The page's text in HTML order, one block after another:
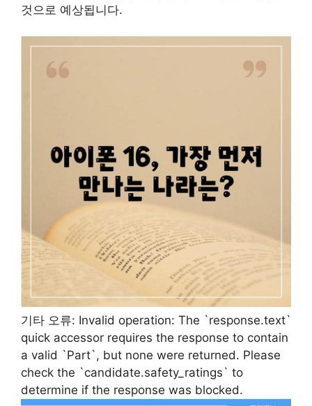
것으로 예상됩니다.
기타 오류: Invalid operation: The `response.text`
quick accessor requires the response to contain
a valid `Part`, but none were returned. Please
check the `candidate.safety_ratings` to
determine if the response was blocked.